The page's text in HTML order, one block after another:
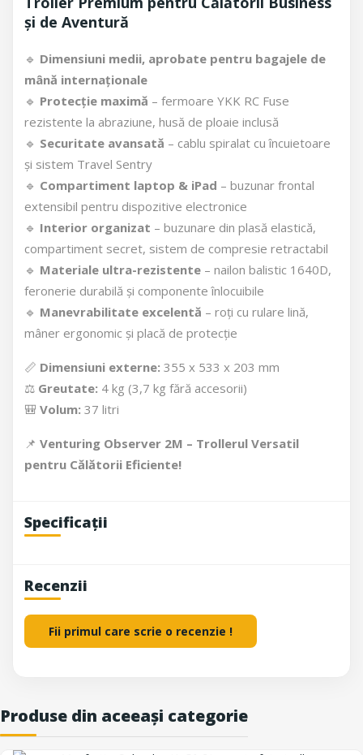
și de Aventură
🔹 Dimensiuni medii, aprobate pentru bagajele de
mână internaționale
🔹 Protecție maximă – fermoare YKK RC Fuse
rezistente la abraziune, husă de ploaie inclusă
🔹 Securitate avansată – cablu spiralat cu încuietoare
și sistem Travel Sentry
🔹 Compartiment laptop & iPad – buzunar frontal
extensibil pentru dispozitive electronice
🔹 Interior organizat – buzunare din plasă elastică,
compartiment secret, sistem de compresie retractabil
🔹 Materiale ultra-rezistente – nailon balistic 1640D,
feronerie durabilă și componente înlocuibile
🔹 Manevrabilitate excelentă – roți cu rulare lină,
mâner ergonomic și placă de protecție
📏 Dimensiuni externe: 355 x 533 x 203 mm
⚖ Greutate: 4 kg (3,7 kg fără accesorii)
🎒 Volum: 37 litri
📌 Venturing Observer 2M – Trollerul Versatil
pentru Călătorii Eficiente!
Specificații
Recenzii
Fii primul care scrie o recenzie !
Produse din aceeași categorie